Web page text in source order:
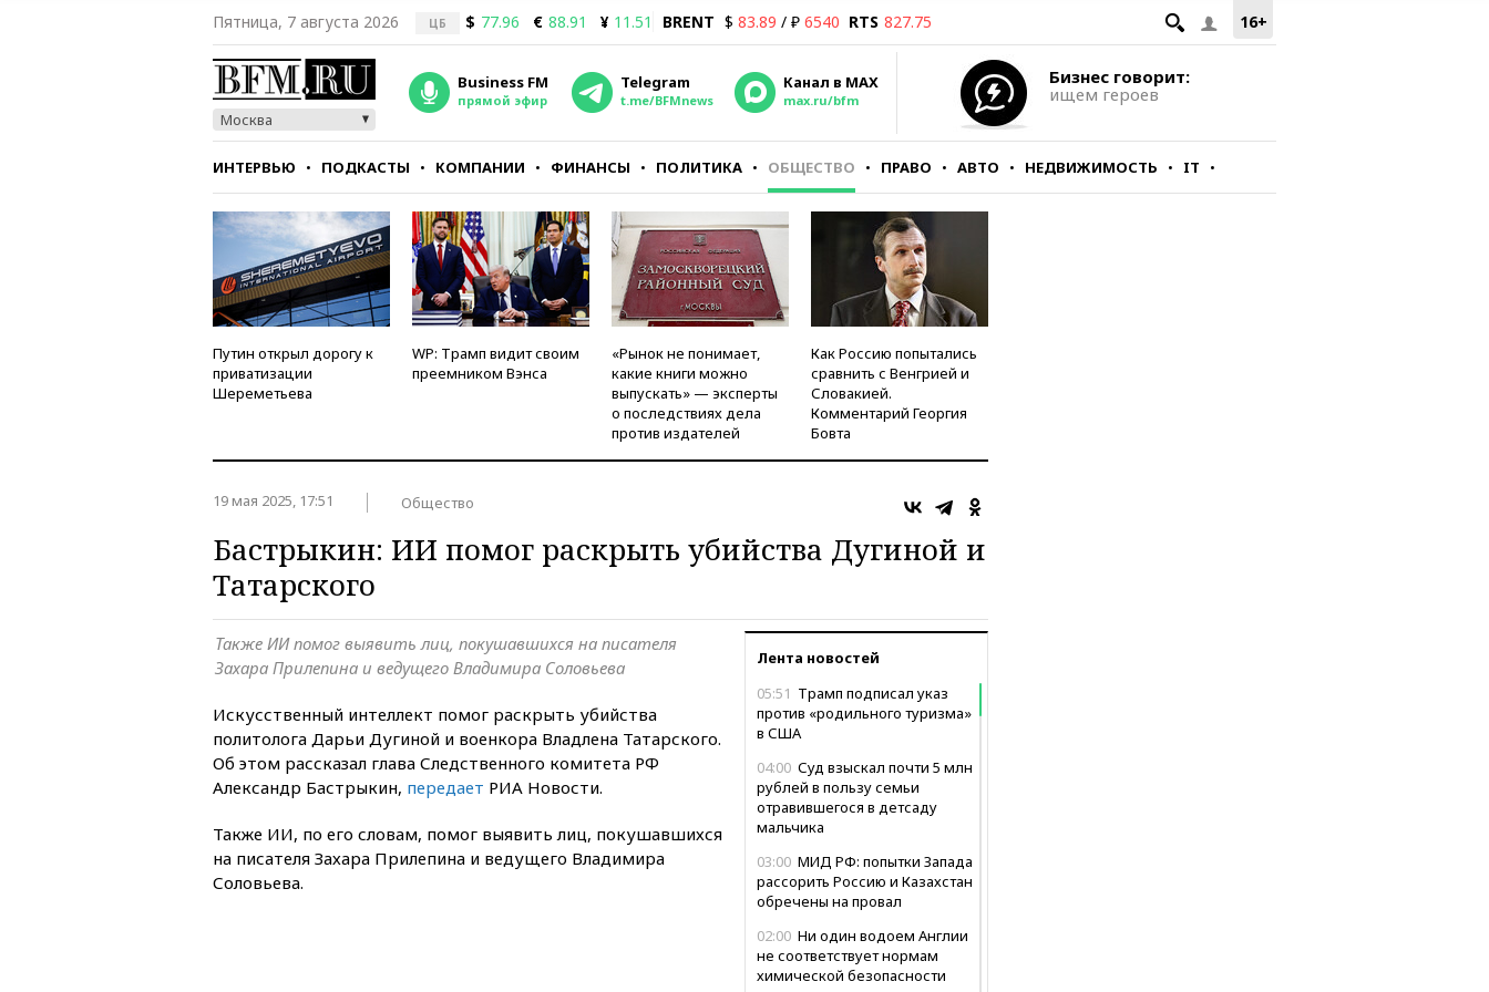
16+
Пятница, 7 августа 2026 ЦБ $ 77.96 € 88.91 ¥ 11.51 BRENT $ 83.89 / ₽ 6540 RTS 827.75
Москва
Business FM
прямой эфир
Telegram
t.me/BFMnews
Канал в MAX
max.ru/bfm
Бизнес говорит:
ищем героев
ИНТЕРВЬЮ ПОДКАСТЫ КОМПАНИИ ФИНАНСЫ ПОЛИТИКА ОБЩЕСТВО ПРАВО АВТО НЕДВИЖИМОСТЬ IT
СТИЛЬ ТЕСТЫ
Путин открыл дорогу к
приватизации
Шереметьева
WP: Трамп видит своим
преемником Вэнса
«Рынок не понимает,
какие книги можно
выпускать» — эксперты
о последствиях дела
против издателей
Как Россию попытались
сравнить с Венгрией и
Словакией.
Комментарий Георгия
Бовта
19 мая 2025, 17:51 Общество
Бастрыкин: ИИ помог раскрыть убийства Дугиной и
Татарского
Лента новостей
05:51 Трамп подписал указ
против «родильного туризма»
в США
04:00 Суд взыскал почти 5 млн
рублей в пользу семьи
отравившегося в детсаду
мальчика
03:00 МИД РФ: попытки Запада
рассорить Россию и Казахстан
обречены на провал
02:00 Ни один водоем Англии
не соответствует нормам
химической безопасности
Также ИИ помог выявить лиц, покушавшихся на писателя
Захара Прилепина и ведущего Владимира Соловьева
Искусственный интеллект помог раскрыть убийства
политолога Дарьи Дугиной и военкора Владлена Татарского.
Об этом рассказал глава Следственного комитета РФ
Александр Бастрыкин, передает РИА Новости.
Также ИИ, по его словам, помог выявить лиц, покушавшихся
на писателя Захара Прилепина и ведущего Владимира
Соловьева.